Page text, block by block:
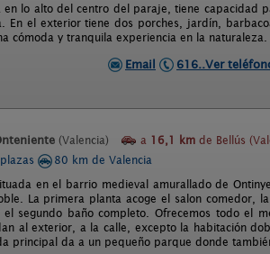
en lo alto del centro del paraje, tiene capacidad
En el exterior tiene dos porches, jardín,
cómoda y tranquila experiencia en la naturaleza.
Email
616..Ver
(Valencia) a 16,1 km de Bellús
80 km de Valencia
en el barrio medieval amurallado de
La primera planta acoge el salon comedor,
segundo baño completo. Ofrecemos todo el
al exterior, a la calle, excepto la habitación
principal da a un pequeño parque donde